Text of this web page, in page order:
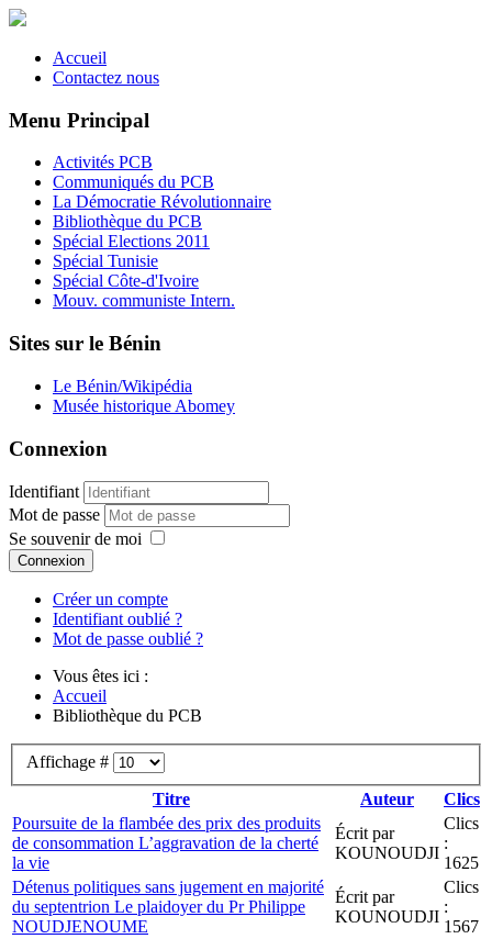
Accueil
Contactez nous
Menu Principal
Activités PCB
Communiqués du PCB
La Démocratie Révolutionnaire
Bibliothèque du PCB
Spécial Elections 2011
Spécial Tunisie
Spécial Côte-d'Ivoire
Mouv. communiste Intern.
Sites sur le Bénin
Le Bénin/Wikipédia
Musée historique Abomey
Connexion
Identifiant
Mot de passe
Se souvenir de moi
Connexion
Créer un compte
Identifiant oublié ?
Mot de passe oublié ?
Vous êtes ici :
Accueil
Bibliothèque du PCB
Affichage #
Titre
Auteur
Clics
Poursuite de la flambée des prix des produits
de consommation L’aggravation de la cherté
la vie
Écrit par
KOUNOUDJI
Clics
:
1625
Détenus politiques sans jugement en majorité
du septentrion Le plaidoyer du Pr Philippe
NOUDJENOUME
Écrit par
KOUNOUDJI
Clics
:
1567